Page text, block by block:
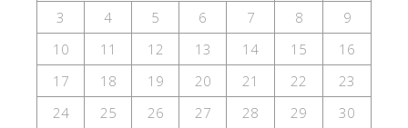
3
4 5 6 7 8
9
10
11 12 13 14 15
16
17
18 19 20 21 22
23
24
25 26 27 28 29 30